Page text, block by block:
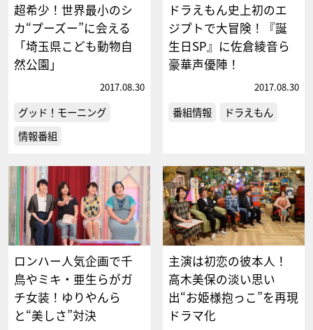
超希少！世界最小のシ
カ“プーズー”に会える
「埼玉県こども動物自
然公園」
2017.08.30
グッド！モーニング
情報番組
ドラえもん史上初のエ
ジプトで大冒険！『誕
生日SP』に佐倉綾音ら
豪華声優陣！
2017.08.30
番組情報 ドラえもん
ロンハー人気企画で千
鳥やミキ・亜生らがガ
チ女装！ゆりやんら
と“美しさ”対決
主演は初恋の彼本人！
高木美保の淡い思い
出“お姫様抱っこ”を再現
ドラマ化